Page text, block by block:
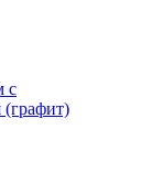
с
(графит)